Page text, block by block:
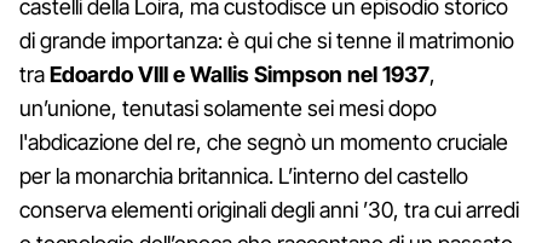
castelli della Loira, ma custodisce un episodio storico
di grande importanza: è qui che si tenne il matrimonio
traEdoardo VIII e Wallis Simpson nel 1937,
un’unione, tenutasi solamente sei mesi dopo
l'abdicazione del re, che segnò un momento cruciale
per la monarchia britannica. L’interno del castello
conserva elementi originali degli anni ’30, tra cui arredi